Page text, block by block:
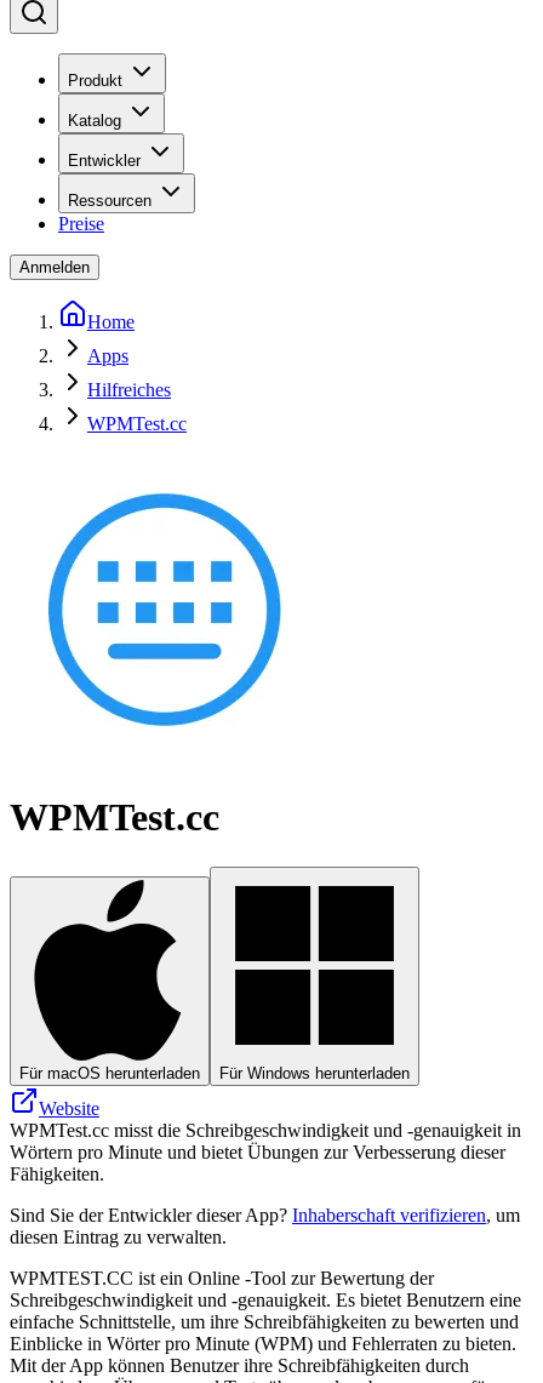
Produkt
Katalog
Entwickler
Ressourcen
Preise
Anmelden
Home
Apps
Hilfreiches
WPMTest.cc
WPMTest.cc
Für macOS herunterladen Für Windows herunterladen
Website
WPMTest.cc misst die Schreibgeschwindigkeit und -genauigkeit in
Wörtern pro Minute und bietet Übungen zur Verbesserung dieser
Fähigkeiten.
Sind Sie der Entwickler dieser App? Inhaberschaft verifizieren, um
diesen Eintrag zu verwalten.
WPMTEST.CC ist ein Online -Tool zur Bewertung der
Schreibgeschwindigkeit und -genauigkeit. Es bietet Benutzern eine
einfache Schnittstelle, um ihre Schreibfähigkeiten zu bewerten und
Einblicke in Wörter pro Minute (WPM) und Fehlerraten zu bieten.
Mit der App können Benutzer ihre Schreibfähigkeiten durch